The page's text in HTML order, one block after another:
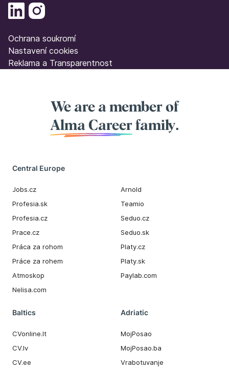
Ochrana soukromí
Nastavení cookies
Reklama a Transparentnost
We are a member of
Alma Career family.
Central Europe
Jobs.cz
Profesia.sk
Profesia.cz
Prace.cz
Práca za rohom
Práce za rohem
Atmoskop
Nelisa.com
Arnold
Teamio
Seduo.cz
Seduo.sk
Platy.cz
Platy.sk
Paylab.com
Baltics
CVonline.lt
CV.lv
CV.ee
Adriatic
MojPosao
MojPosao.ba
Vrabotuvanje